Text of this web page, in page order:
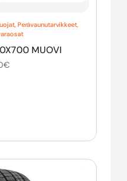
, Perävaunutarvikkeet,
MUOVI
€